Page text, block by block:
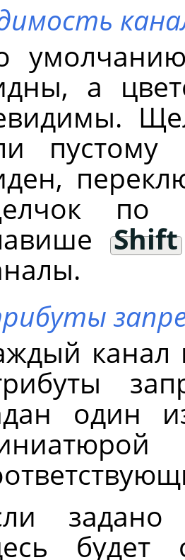
а
пустому
по
Shift
канал
один
задано
будет